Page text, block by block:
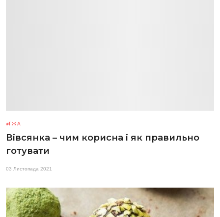
ЇЖА
Вівсянка – чим корисна і як правильно
готувати
03 Листопада 2021